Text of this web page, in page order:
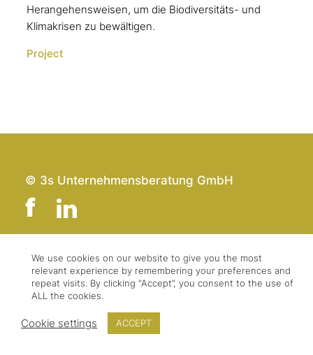
Herangehensweisen, um die Biodiversitäts- und
Klimakrisen zu bewältigen.
Project
© 3s Unternehmensberatung GmbH
Team
Kontakt
Presse & Logo
Impressum
Datenschutz
We use cookies on our website to give you the most
relevant experience by remembering your preferences and
repeat visits. By clicking “Accept”, you consent to the use of
ALL the cookies.
Cookie settings ACCEPT